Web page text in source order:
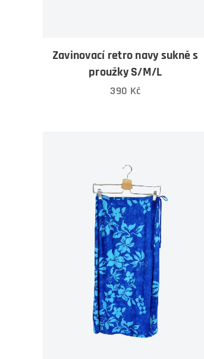
Zavinovací retro navy sukně s
proužky S/M/L
390 Kč